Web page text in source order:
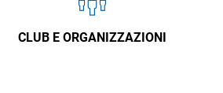
CLUB E ORGANIZZAZIONI